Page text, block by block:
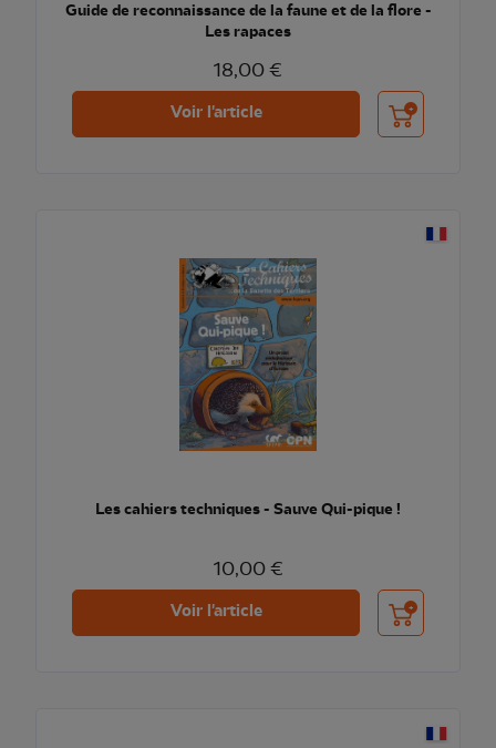
Guide de reconnaissance de la faune et de la flore -
Les rapaces
18,00 €
Voir l'article Ajouter au
Les cahiers techniques - Sauve Qui-pique !
10,00 €
Voir l'article Ajouter au